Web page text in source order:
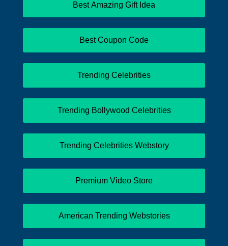
Best Amazing Gift Idea
Best Coupon Code
Trending Celebrities
Trending Bollywood Celebrities
Trending Celebrities Webstory
Premium Video Store
American Trending Webstories